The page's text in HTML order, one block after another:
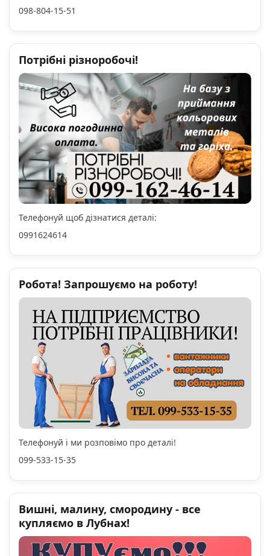
098-804-15-51
Потрібні різноробочі!
Телефонуй щоб дізнатися деталі:
0991624614
Робота! Запрошуємо на роботу!
Телефонуй і ми розповімо про деталі!
099-533-15-35
Вишні, малину, смородину - все
купляємо в Лубнах!